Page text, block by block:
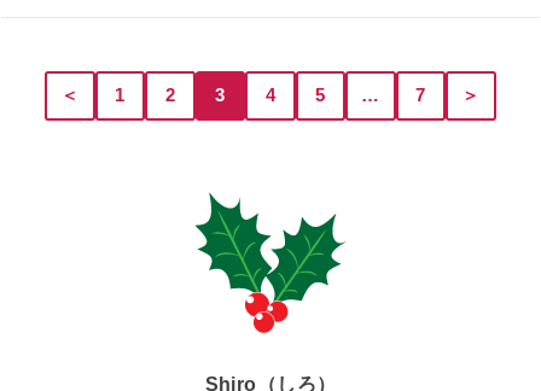
＜ 1 2 3 4 5 … 7 ＞
Shiro（しろ）